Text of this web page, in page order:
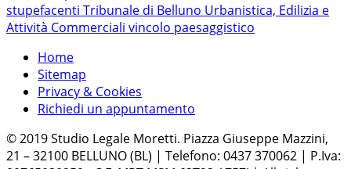
stupefacenti Tribunale di Belluno Urbanistica, Edilizia e
Attività Commerciali vincolo paesaggistico
Home
Sitemap
Privacy & Cookies
Richiedi un appuntamento
© 2019 Studio Legale Moretti. Piazza Giuseppe Mazzini,
21 – 32100 BELLUNO (BL) | Telefono: 0437 370062 | P.Iva: